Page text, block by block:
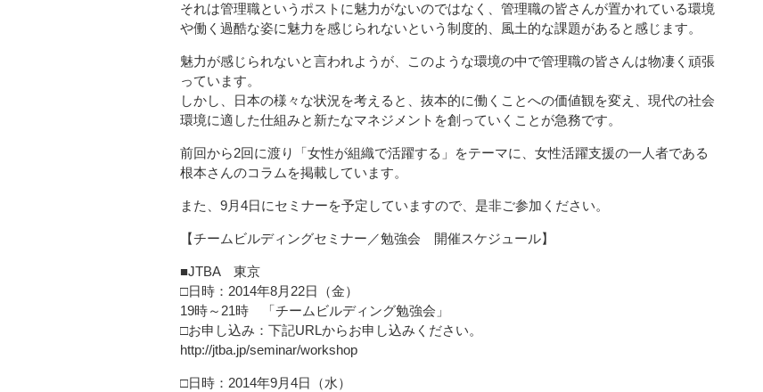
それは管理職というポストに魅力がないのではなく、管理職の皆さんが置かれている環境
や働く過酷な姿に魅力を感じられないという制度的、風土的な課題があると感じます。
魅力が感じられないと言われようが、このような環境の中で管理職の皆さんは物凄く頑張
っています。
しかし、日本の様々な状況を考えると、抜本的に働くことへの価値観を変え、現代の社会
環境に適した仕組みと新たなマネジメントを創っていくことが急務です。
前回から2回に渡り「女性が組織で活躍する」をテーマに、女性活躍支援の一人者である
根本さんのコラムを掲載しています。
また、9月4日にセミナーを予定していますので、是非ご参加ください。
【チームビルディングセミナー／勉強会 開催スケジュール】
■JTBA 東京
□日時：2014年8月22日（金）
19時～21時 「チームビルディング勉強会」
□お申し込み：下記URLからお申し込みください。
http://jtba.jp/seminar/workshop
□日時：2014年9月4日（水）